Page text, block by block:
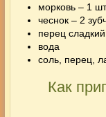
морковь – 1 шт
чеснок – 2
перец
вода
соль, перец,
Как